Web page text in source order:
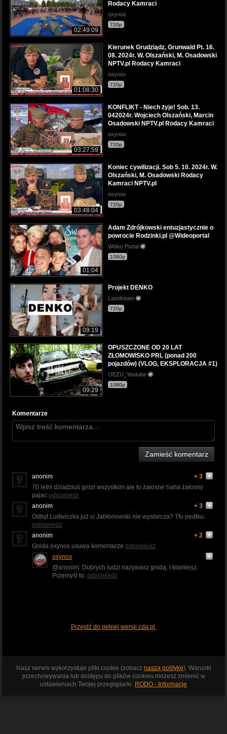
02:49:09
Rodacy Kamraci
oxynox
720p
01:08:30
Kierunek Grudziądz, Grunwald Pt. 16.
08. 2024r. W. Olszański, M. Osadowski
NPTV.pl Rodacy Kamraci
oxynox
720p
03:27:59
KONFLIKT - Niech żyje! Sob. 13.
042024r. Wojciech Olszański, Marcin
Osadowski NPTV.pl Rodacy Kamraci
oxynox
720p
03:48:04
Koniec cywilizacji. Sob 5. 10. 2024r. W.
Olszański, M. Osadowski Rodacy
Kamraci NPTV.pl
oxynox
720p
01:04
Adam Zdrójkowski entuzjastycznie o
powrocie Rodzinki.pl @Wideoportal
Wideo Portal
1080p
09:19
Projekt DENKO
Lastdream
720p
09:29
OPUSZCZONE OD 20 LAT
ZŁOMOWISKO PRL (ponad 200
pojazdów) (VLOG, EKSPLORACJA #1)
OEZU_Youtube
1080p
Komentarze
Zamieść komentarz
anonim
+ 3
70 letni dziadziuś grozi wszystkim ale to żałosne haha żałosny
pajac odpowiedz
anonim
+ 3
Odbyt Ludwiczka już ci Jabłonowski nie wystarcza? Tfu pedłku.
odpowiedz
anonim
+ 2
Gnida oxynox usuwa komentarze odpowiedz
oxynox
@anonim: Dobrych ludzi nazywasz gnidą. I kłamiesz.
Przemyśl to. odpowiedz
Przejdź do pełnej wersji cda.pl
Nasz serwis wykorzystuje pliki cookie (zobacz naszą politykę). Warunki
przechowywania lub dostępu do plików cookies możesz zmienić w
ustawieniach Twojej przeglądarki. RODO - Informacje